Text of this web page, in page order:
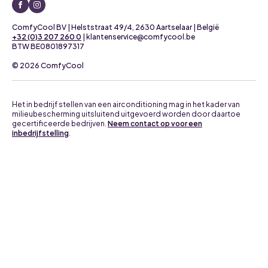
© 2026 ComfyCool
+32 (0)3 207 260 0 | klantenservice@comfycool.be
BTW BE0801897317
ComfyCool BV | Helststraat 49/4, 2630 Aartselaar | België
Het in bedrijf stellen van een airconditioning mag in het kader van
milieubescherming uitsluitend uitgevoerd worden door daartoe
gecertificeerde bedrijven. Neem contact op voor een
inbedrijfstelling.